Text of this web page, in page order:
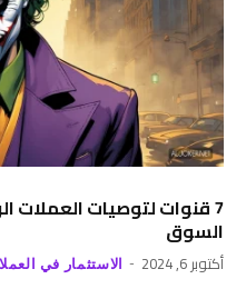
7 قنوات لتوصيات العملات
السوق
أكتوبر 6, 2024 الاستثمار في